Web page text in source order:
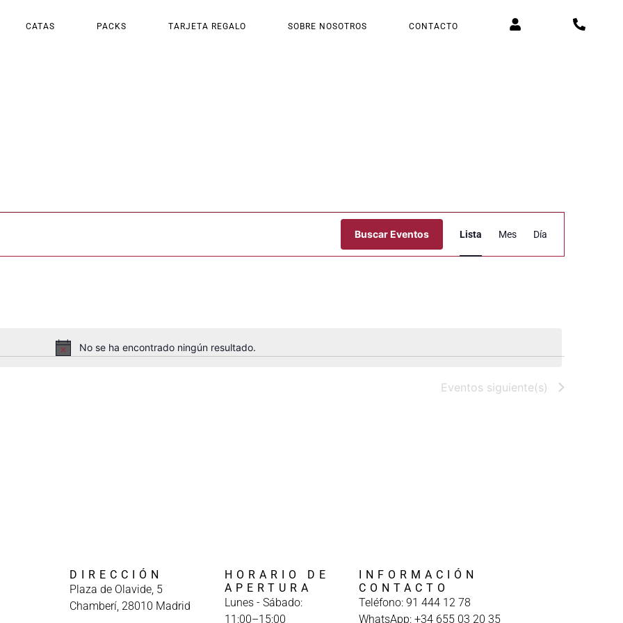
CATAS PACKS TARJETA REGALO SOBRE NOSOTROS CONTACTO
Aviso
No se ha encontrado ningún resultado.
Buscar Eventos
de
Lista Mes Día
Eventos siguiente(s)
DIRECCIÓN
Plaza de Olavide, 5
Chamberí, 28010 Madrid
HORARIO DE
APERTURA
Lunes - Sábado:
11:00–15:00
INFORMACIÓN
CONTACTO
Teléfono: 91 444 12 78
WhatsApp: +34 655 03 20 35